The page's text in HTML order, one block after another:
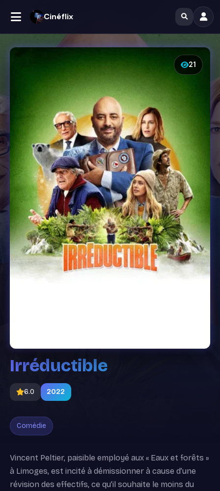
Cinéflix
21
Irréductible
6.0 2022
Comédie
Vincent Peltier, paisible employé aux « Eaux et forêts »
à Limoges, est incité à démissionner à cause d’une
révision des effectifs, ce qu’il souhaite le moins du